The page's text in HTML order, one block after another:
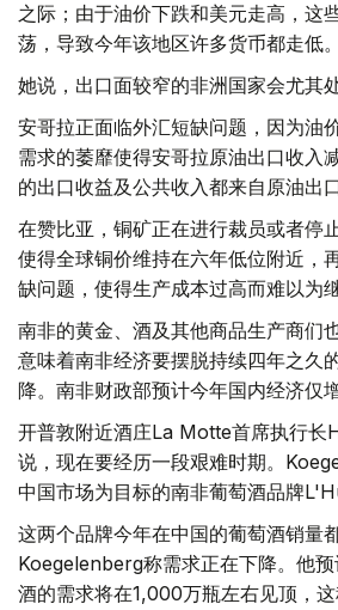
之际；由于油价下跌和美元走高，这
荡，导致今年该地区许多货币都走低。
她说，出口面较窄的非洲国家会尤其
安哥拉正面临外汇短缺问题，因为油
需求的萎靡使得安哥拉原油出口收入
的出口收益及公共收入都来自原油出口
在赞比亚，铜矿正在进行裁员或者停
使得全球铜价维持在六年低位附近，
缺问题，使得生产成本过高而难以为继
南非的黄金、酒及其他商品生产商们
意味着南非经济要摆脱持续四年之久
降。南非财政部预计今年国内经济仅
开普敦附近酒庄La Motte首席执行
说，现在要经历一段艰难时期。
中国市场为目标的南非葡萄酒品牌
这两个品牌今年在中国的葡萄酒销量
Koegelenberg称需求正在下降。他
酒的需求将在1,000万瓶左右见顶，